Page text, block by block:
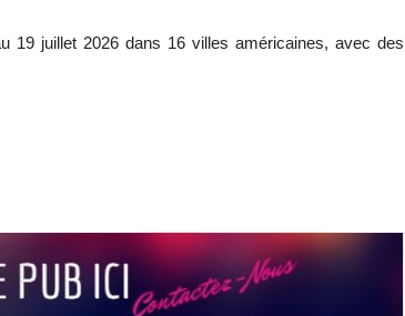
19 juillet 2026 dans 16 villes américaines, avec des